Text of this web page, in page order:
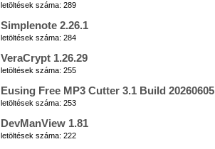
letöltések száma: 289
Simplenote 2.26.1
letöltések száma: 284
VeraCrypt 1.26.29
letöltések száma: 255
Eusing Free MP3 Cutter 3.1 Build 20260605
letöltések száma: 253
DevManView 1.81
letöltések száma: 222